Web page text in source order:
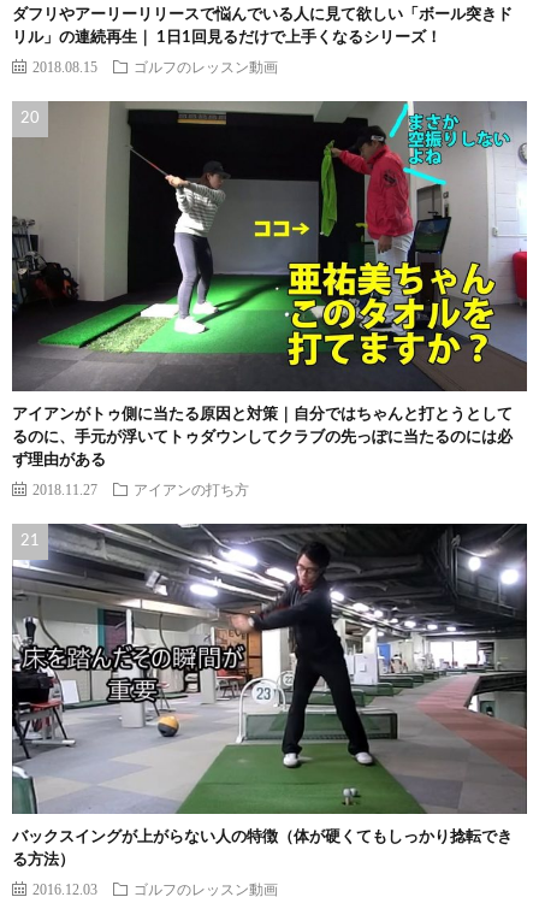
ダフリやアーリーリリースで悩んでいる人に見て欲しい「ボール突きド
リル」の連続再生｜ 1日1回見るだけで上手くなるシリーズ！
2018.08.15 ゴルフのレッスン動画
アイアンがトゥ側に当たる原因と対策｜自分ではちゃんと打とうとして
るのに、手元が浮いてトゥダウンしてクラブの先っぽに当たるのには必
ず理由がある
2018.11.27 アイアンの打ち方
バックスイングが上がらない人の特徴（体が硬くてもしっかり捻転でき
る方法）
2016.12.03 ゴルフのレッスン動画